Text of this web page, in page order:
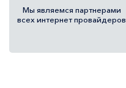
Мы являемся партнерами
всех интернет провайдеров